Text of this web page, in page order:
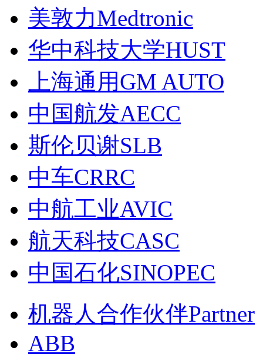
美敦力Medtronic
华中科技大学HUST
上海通用GM AUTO
中国航发AECC
斯伦贝谢SLB
中车CRRC
中航工业AVIC
航天科技CASC
中国石化SINOPEC
机器人合作伙伴Partner
ABB